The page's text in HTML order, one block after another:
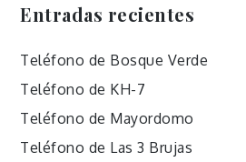
Entradas recientes
Teléfono de Bosque Verde
Teléfono de KH-7
Teléfono de Mayordomo
Teléfono de Las 3 Brujas